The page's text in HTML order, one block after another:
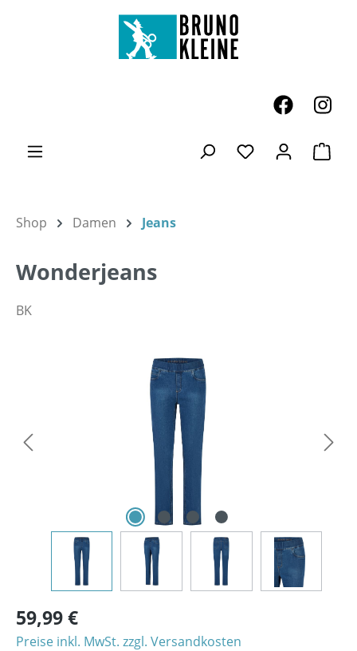
Zum Hauptinhalt springen
Du hast 0
Shop Damen Jeans
Wonderjeans
BK
Bildergalerie überspringen
59,99 €
Preise inkl. MwSt. zzgl. Versandkosten